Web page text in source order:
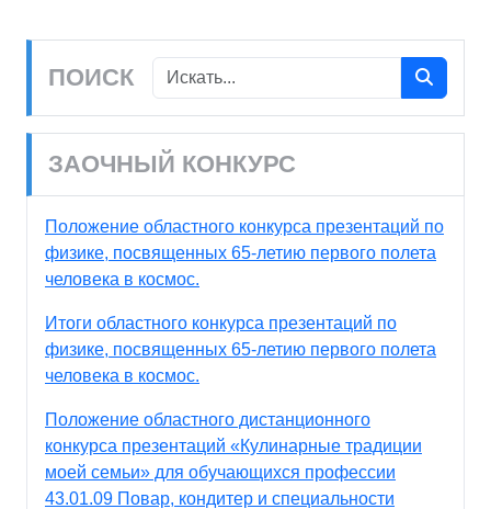
ПОИСК
ЗАОЧНЫЙ КОНКУРС
Положение областного конкурса презентаций по
физике, посвященных 65-летию первого полета
человека в космос.
Итоги областного конкурса презентаций по
физике, посвященных 65-летию первого полета
человека в космос.
Положение областного дистанционного
конкурса презентаций «Кулинарные традиции
моей семьи» для обучающихся профессии
43.01.09 Повар, кондитер и специальности